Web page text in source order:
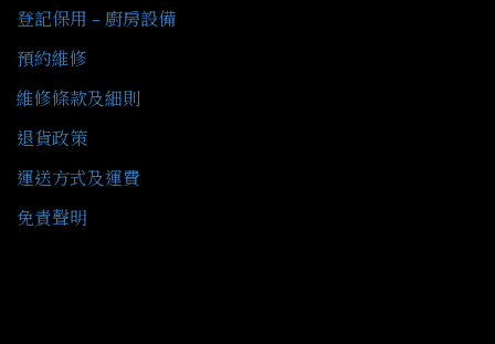
登記保用 - 廚房設備
預約維修
維修條款及細則
退貨政策
運送方式及運費
免責聲明